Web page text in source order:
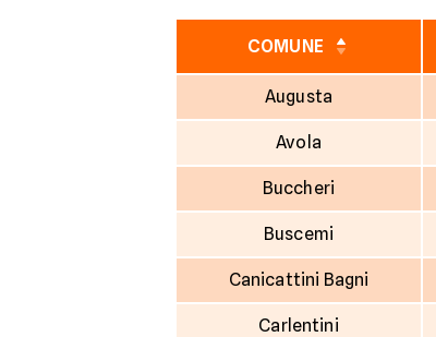
COMUNE
Augusta
Avola
Buccheri
Buscemi
Canicattini Bagni
Carlentini